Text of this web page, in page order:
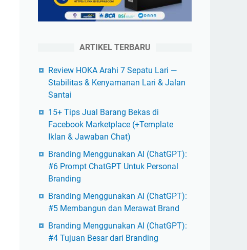
ARTIKEL TERBARU
Review HOKA Arahi 7 Sepatu Lari —
Stabilitas & Kenyamanan Lari & Jalan
Santai
15+ Tips Jual Barang Bekas di
Facebook Marketplace (+Template
Iklan & Jawaban Chat)
Branding Menggunakan AI (ChatGPT):
#6 Prompt ChatGPT Untuk Personal
Branding
Branding Menggunakan AI (ChatGPT):
#5 Membangun dan Merawat Brand
Branding Menggunakan AI (ChatGPT):
#4 Tujuan Besar dari Branding